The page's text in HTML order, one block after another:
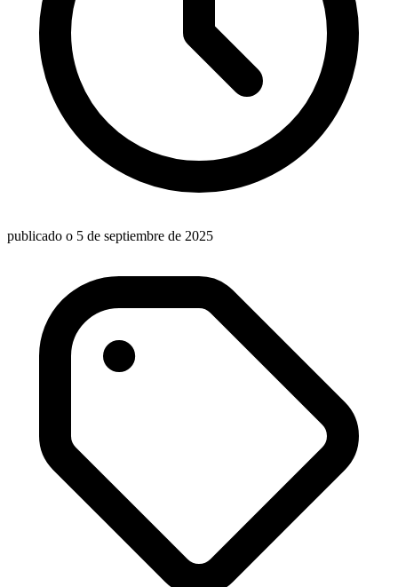
publicado o 5 de septiembre de 2025